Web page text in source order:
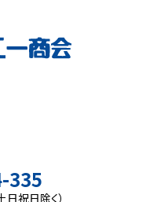
335
祝日除く）